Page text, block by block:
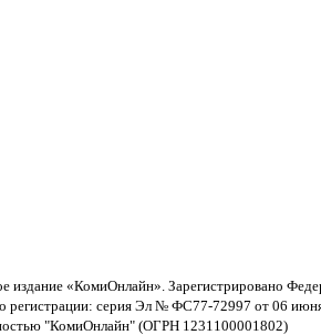
издание «КомиОнлайн». Зарегистрировано
регистрации: серия Эл № ФС77-72997 от 06
"КомиОнлайн" (ОГРН 1231100001802)